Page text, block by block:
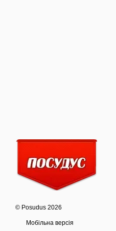
© Posudus 2026
Мобільна версія